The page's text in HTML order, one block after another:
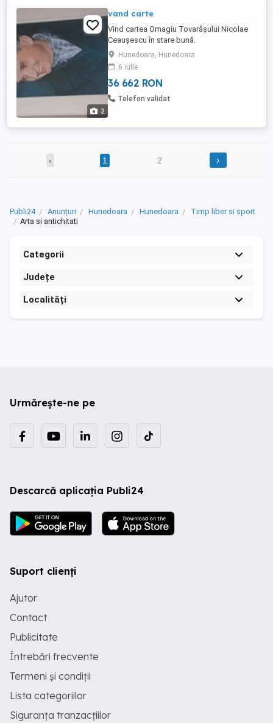
2
vand carte
Vind cartea Omagiu Tovarășului Nicolae
Ceaușescu în stare bună.
Hunedoara, Hunedoara
6 iulie
36 662 RON
Telefon validat
‹ 1 2 ›
Publi24 Anunțuri Hunedoara Hunedoara
Timp liber si sport
Arta si antichitati
Categorii
Județe
Localități
Urmărește-ne pe
Descarcă aplicația Publi24
Suport clienți
Ajutor
Contact
Publicitate
Întrebări frecvente
Termeni și condiții
Lista categoriilor
Siguranța tranzacțiilor